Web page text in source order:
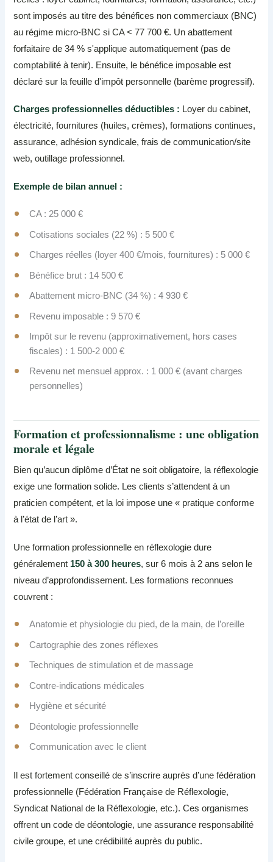
sont imposés au titre des bénéfices non commerciaux (BNC)
au régime micro-BNC si CA < 77 700 €. Un abattement
forfaitaire de 34 % s'applique automatiquement (pas de
comptabilité à tenir). Ensuite, le bénéfice imposable est
déclaré sur la feuille d'impôt personnelle (barème progressif).
Charges professionnelles déductibles : Loyer du cabinet,
électricité, fournitures (huiles, crèmes), formations continues,
assurance, adhésion syndicale, frais de communication/site
web, outillage professionnel.
Exemple de bilan annuel :
CA : 25 000 €
Cotisations sociales (22 %) : 5 500 €
Charges réelles (loyer 400 €/mois, fournitures) : 5 000 €
Bénéfice brut : 14 500 €
Abattement micro-BNC (34 %) : 4 930 €
Revenu imposable : 9 570 €
Impôt sur le revenu (approximativement, hors cases
fiscales) : 1 500-2 000 €
Revenu net mensuel approx. : 1 000 € (avant charges
personnelles)
Formation et professionnalisme : une obligation
morale et légale
Bien qu’aucun diplôme d’État ne soit obligatoire, la réflexologie
exige une formation solide. Les clients s’attendent à un
praticien compétent, et la loi impose une « pratique conforme
à l’état de l’art ».
Une formation professionnelle en réflexologie dure
généralement 150 à 300 heures, sur 6 mois à 2 ans selon le
niveau d’approfondissement. Les formations reconnues
couvrent :
Anatomie et physiologie du pied, de la main, de l’oreille
Cartographie des zones réflexes
Techniques de stimulation et de massage
Contre-indications médicales
Hygiène et sécurité
Déontologie professionnelle
Communication avec le client
Il est fortement conseillé de s’inscrire auprès d’une fédération
professionnelle (Fédération Française de Réflexologie,
Syndicat National de la Réflexologie, etc.). Ces organismes
offrent un code de déontologie, une assurance responsabilité
civile groupe, et une crédibilité auprès du public.